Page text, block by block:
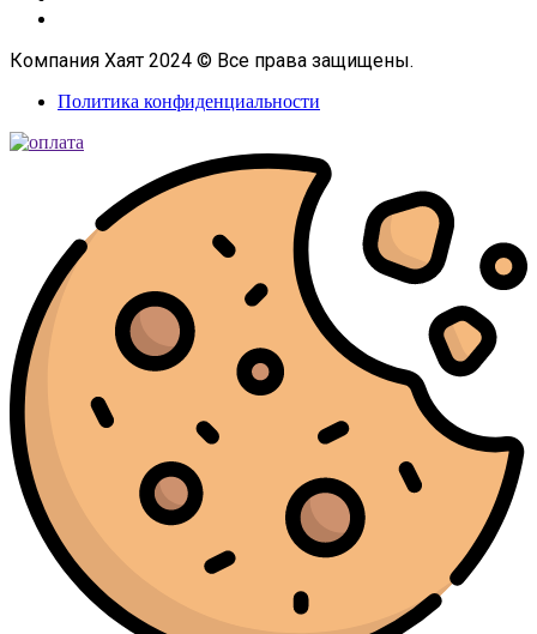
Компания Хаят 2024 © Все права защищены.
Политика конфиденциальности